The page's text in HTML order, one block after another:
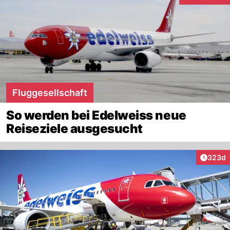
Fluggesellschaft
So werden bei Edelweiss neue
Reiseziele ausgesucht
323d